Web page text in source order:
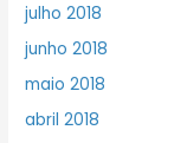
julho 2018
junho 2018
maio 2018
abril 2018